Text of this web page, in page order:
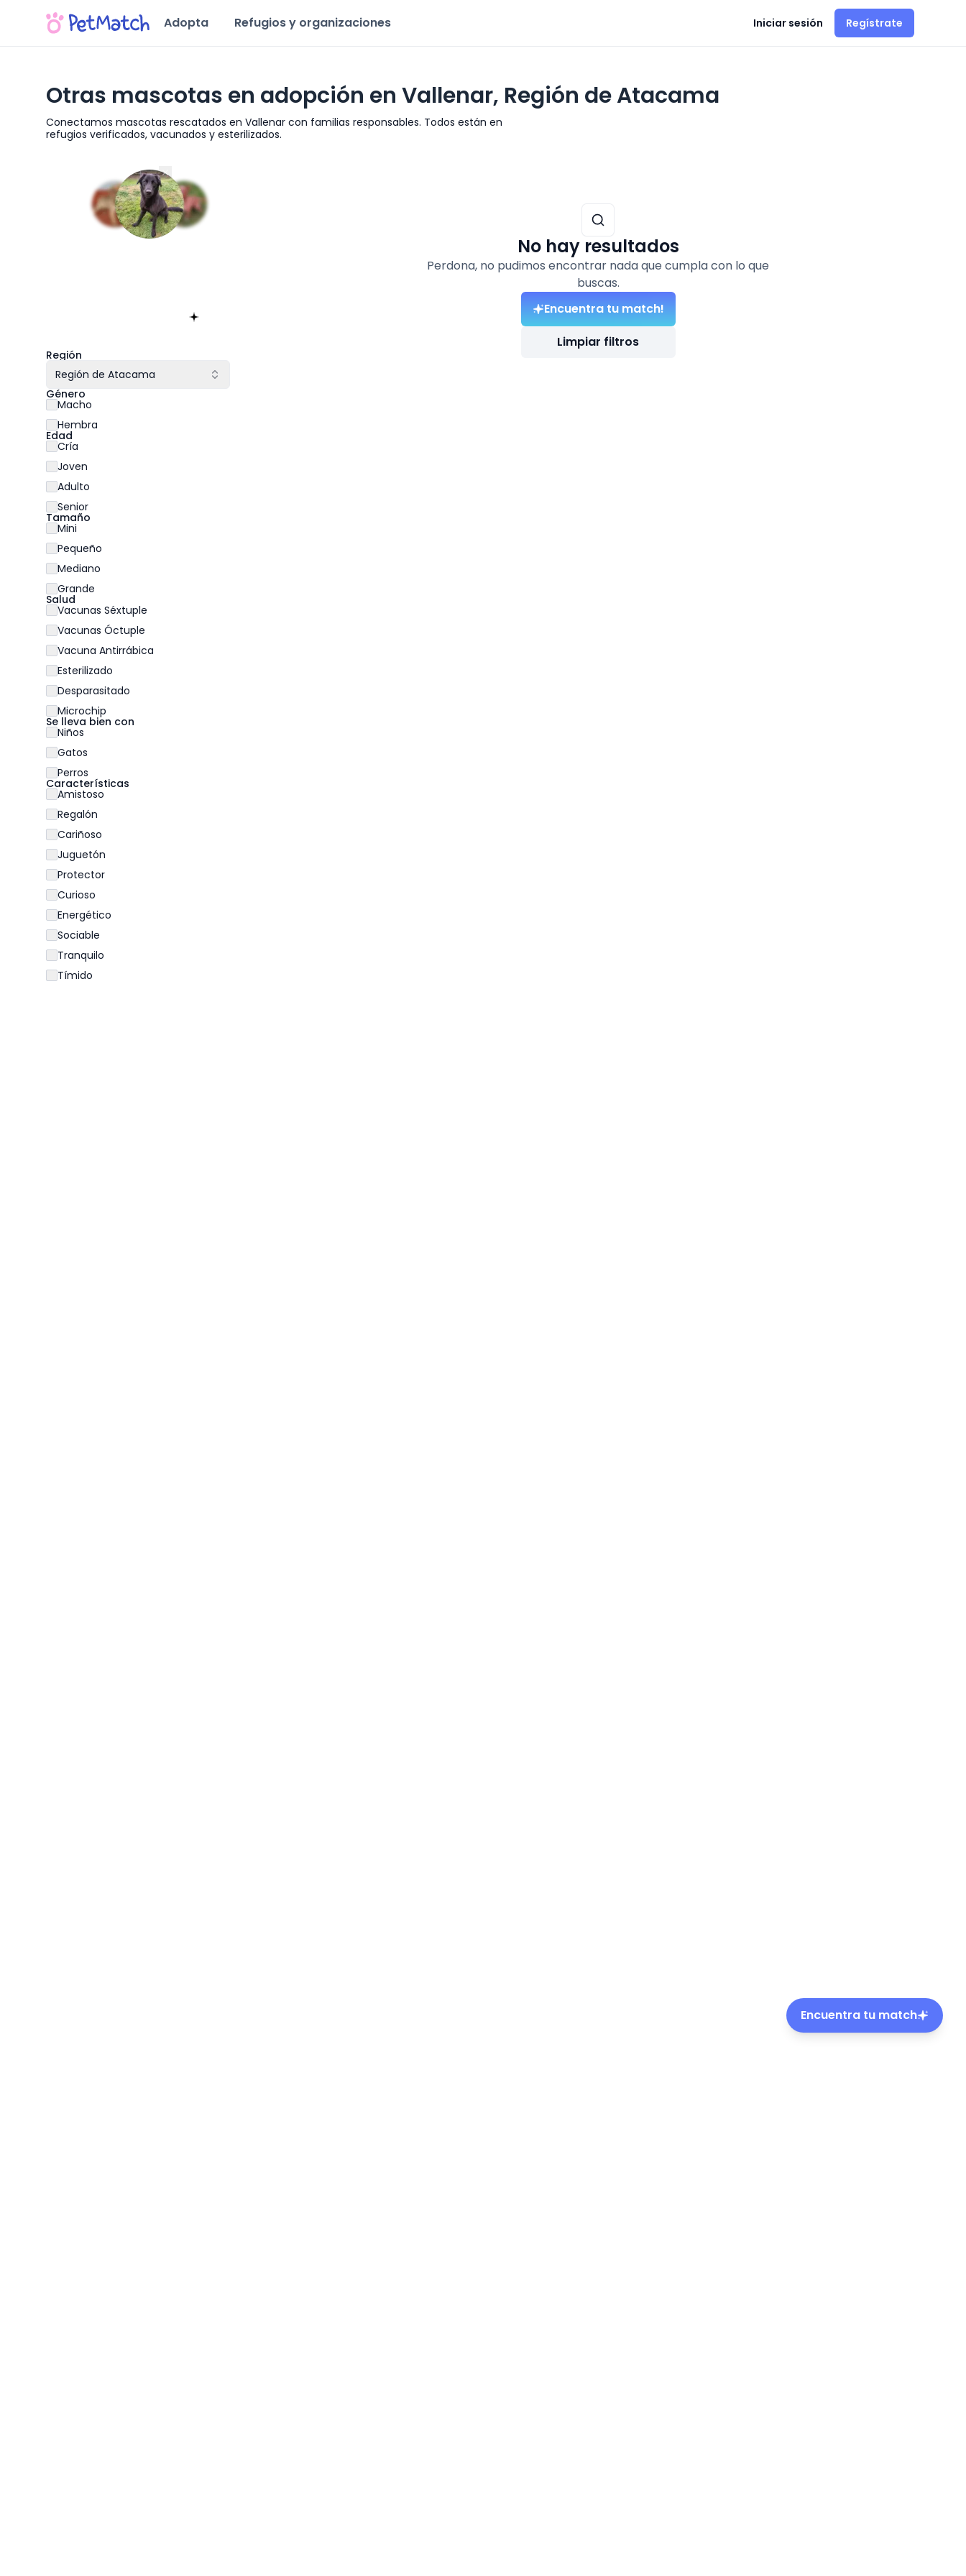
Adopta Refugios y organizaciones Iniciar sesión Regístrate
Otras mascotas en adopción en Vallenar, Región de Atacama
Conectamos mascotas rescatados en Vallenar con familias responsables. Todos están en
refugios verificados, vacunados y esterilizados.
Región de Atacama
Región
Región de Atacama
Género
Macho
Hembra
Edad
Cría
Joven
Adulto
Senior
Tamaño
Mini
Pequeño
Mediano
Grande
Salud
Vacunas Séxtuple
Vacunas Óctuple
Vacuna Antirrábica
Esterilizado
Desparasitado
Microchip
Se lleva bien con
Niños
Gatos
Perros
Características
Amistoso
Regalón
Cariñoso
Juguetón
Protector
Curioso
Energético
Sociable
Tranquilo
Tímido
No hay resultados
Perdona, no pudimos encontrar nada que cumpla con lo que
buscas.
Encuentra tu match!
Limpiar filtros
Encuentra tu match